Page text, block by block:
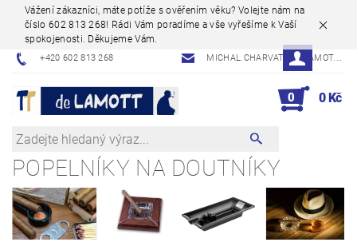
Vážení zákazníci, máte potíže s ověřením věku? Volejte nám na
číslo 602 813 268! Rádi Vám poradíme a vše vyřešíme k Vaší
spokojenosti. Děkujeme Vám.
+420 602 813 268 MICHAL.CHARVAT@DELAMOT.CZ
0 0 Kč
POPELNÍKY NA DOUTNÍKY